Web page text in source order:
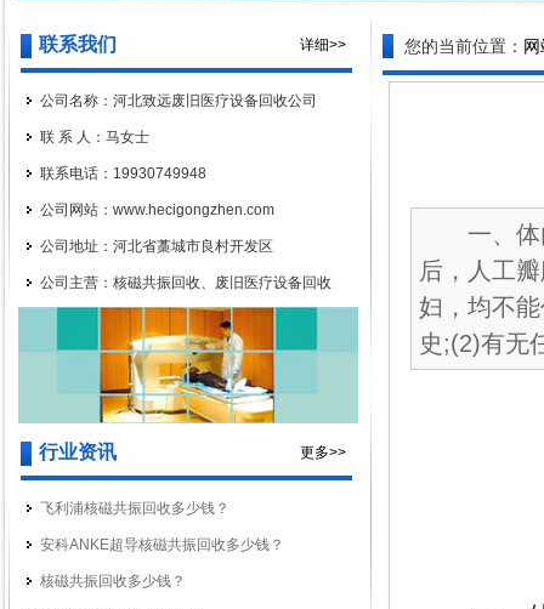
详细>>
联系我们
公司名称：河北致远废旧医疗设备回收公司
联 系 人：马女士
联系电话：19930749948
公司网站：www.hecigongzhen.com
公司地址：河北省藁城市良村开发区
公司主营：核磁共振回收、废旧医疗设备回收
更多>>
行业资讯
飞利浦核磁共振回收多少钱？
安科ANKE超导核磁共振回收多少钱？
核磁共振回收多少钱？
您的当前位置：
一、体内
后，人工
妇，均不
史;(2)有无